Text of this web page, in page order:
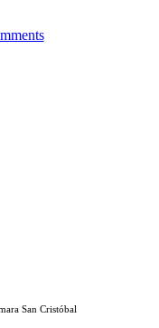
San Cristóbal